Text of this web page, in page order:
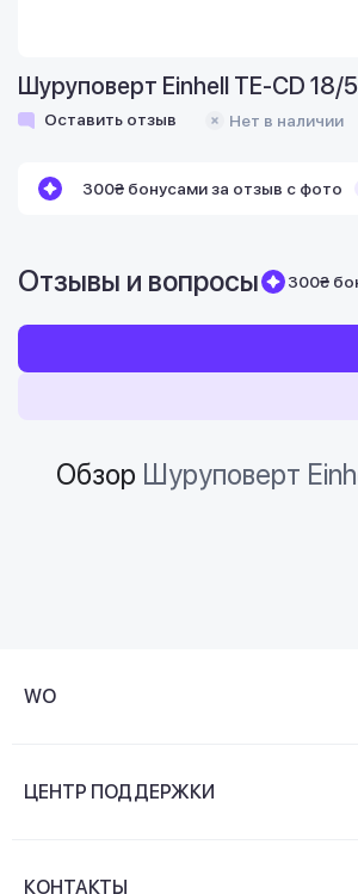
Шуруповерт Einhell TE-CD 18/
Оставить отзыв Нет в наличии
300₴ бонусами за отзыв с фото
Отзывы и вопросы 300₴
Обзор Шуруповерт
WO
Контакты
ЦЕНТР ПОДДЕРЖКИ
КОНТАКТЫ